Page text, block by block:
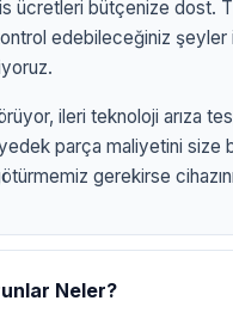
LG TV SERVİSİ
LG TV
ücretleri bütçenize dost.
edebileceğiniz
ileri teknoloji arıza
parça maliyetini size
gerekirse
Neler?